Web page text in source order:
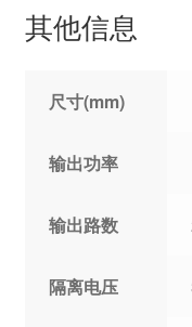
其他信息
尺寸(mm)
输出功率
输出路数
隔离电压